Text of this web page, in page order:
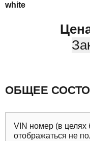
white
ОБЩЕЕ
VIN номер (в целях
отображаться не